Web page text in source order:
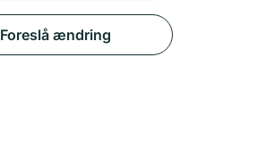
Foreslå ændring